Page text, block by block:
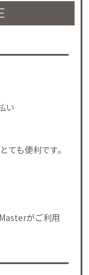
い
ても便利です。
がご利用